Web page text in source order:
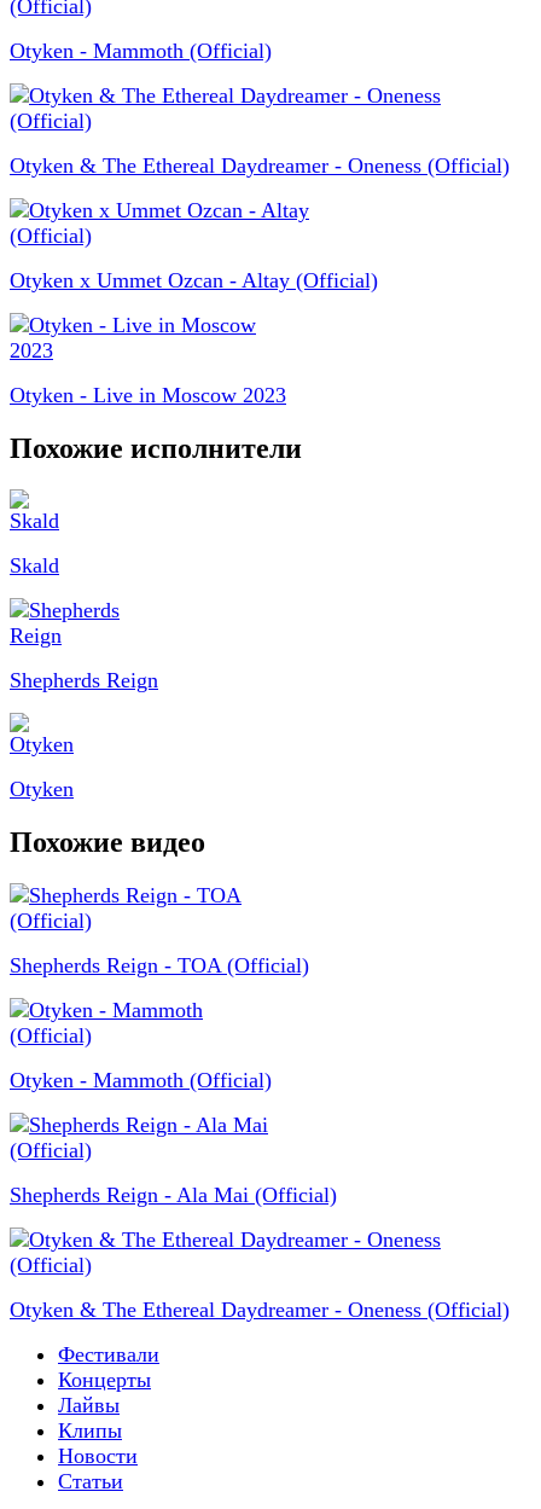
Otyken - Mammoth (Official)
Otyken & The Ethereal Daydreamer - Oneness (Official)
Otyken x Ummet Ozcan - Altay (Official)
Otyken - Live in Moscow 2023
Похожие исполнители
Skald
Shepherds Reign
Otyken
Похожие видео
Shepherds Reign - TOA (Official)
Otyken - Mammoth (Official)
Shepherds Reign - Ala Mai (Official)
Otyken & The Ethereal Daydreamer - Oneness (Official)
Фестивали
Концерты
Лайвы
Клипы
Новости
Статьи